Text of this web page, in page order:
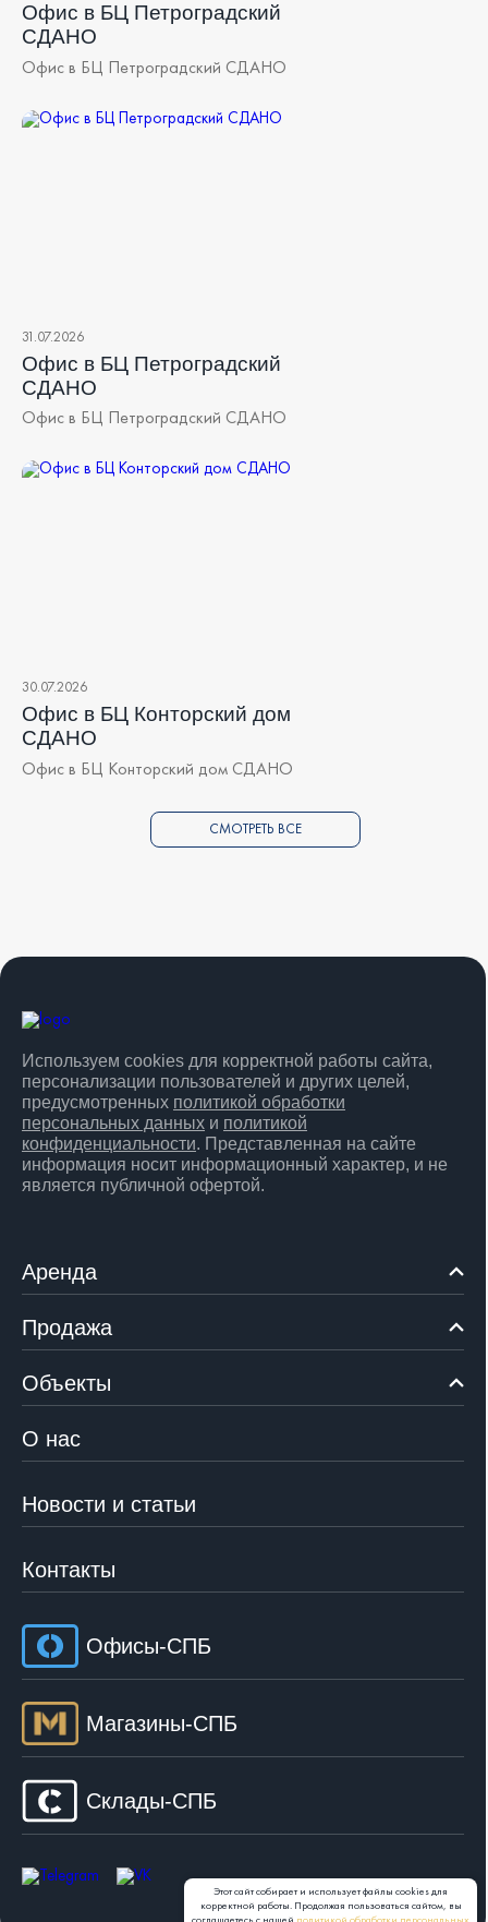
Офис в БЦ Петроградский
СДАНО
Офис в БЦ Петроградский СДАНО
31.07.2026
Офис в БЦ Петроградский
СДАНО
Офис в БЦ Петроградский СДАНО
30.07.2026
Офис в БЦ Конторский дом
СДАНО
Офис в БЦ Конторский дом СДАНО
СМОТРЕТЬ ВСЕ
Используем cookies для корректной работы сайта,
персонализации пользователей и других целей,
предусмотренных политикой обработки
персональных данных и политикой
конфиденциальности. Представленная на сайте
информация носит информационный характер, и не
является публичной офертой.
Аренда
Продажа
Объекты
О нас
Новости и статьи
Контакты
Офисы-СПБ
Магазины-СПБ
Склады-СПБ
Этот сайт собирает и использует файлы cookies для
корректной работы. Продолжая пользоваться сайтом, вы